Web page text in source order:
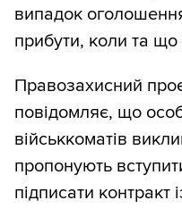
випадок
прибути, коли та що
Правозахисний
повідомляє, що
військкоматів
пропонують
підписати контракт